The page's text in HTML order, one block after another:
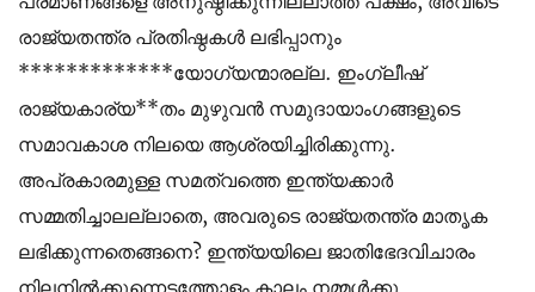
രാജ്യതന്ത്ര പ്രതിഷ്ഠകള്‍ ലഭിപ്പാനും
*************യോഗ്യന്മാരല്ല. ഇംഗ്ലീഷ്
രാജ്യകാര്യ**തം മുഴുവന്‍ സമുദായാംഗങ്ങളുടെ
സമാവകാശ നിലയെ ആശ്രയിച്ചിരിക്കുന്നു.
അപ്രകാരമുള്ള സമത്വത്തെ ഇന്ത്യക്കാര്‍
സമ്മതിച്ചാലല്ലാതെ, അവരുടെ രാജ്യതന്ത്ര മാതൃക
ലഭിക്കുന്നതെങ്ങനെ? ഇന്ത്യയിലെ ജാതിഭേദവിചാരം